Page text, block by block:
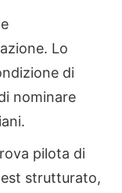
Lo
di
nominare
pilota di
strutturato,